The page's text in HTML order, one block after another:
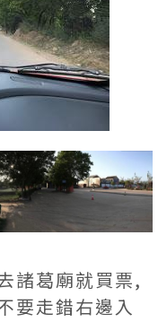
諸葛廟就買票,
要走錯右邊入